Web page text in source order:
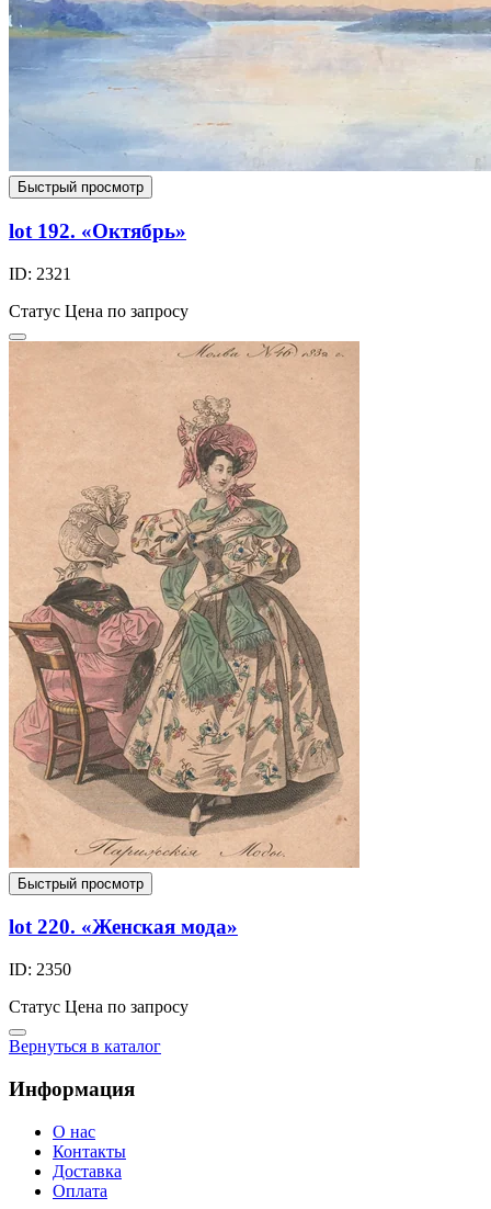
Быстрый просмотр
lot 192. «Октябрь»
ID: 2321
Статус Цена по запросу
Быстрый просмотр
lot 220. «Женская мода»
ID: 2350
Статус Цена по запросу
Вернуться в каталог
Информация
О нас
Контакты
Доставка
Оплата